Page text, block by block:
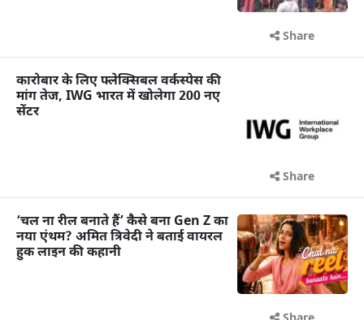
Share
कारोबार के लिए फ्लेक्सिबल वर्कस्पेस की
मांग तेज, IWG भारत में खोलेगा 200 नए
सेंटर
Share
‘चल ना रील बनाते हैं’ कैसे बना Gen Z का
नया एंथम? अमित त्रिवेदी ने बताई वायरल
हुक लाइन की कहानी